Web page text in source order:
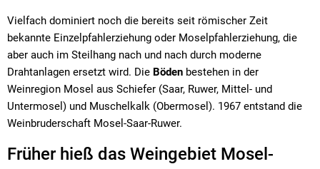
Vielfach dominiert noch die bereits seit römischer Zeit
bekannte Einzelpfahlerziehung oder Moselpfahlerziehung, die
aber auch im Steilhang nach und nach durch moderne
Drahtanlagen ersetzt wird. Die Böden bestehen in der
Weinregion Mosel aus Schiefer (Saar, Ruwer, Mittel- und
Untermosel) und Muschelkalk (Obermosel). 1967 entstand die
Weinbruderschaft Mosel-Saar-Ruwer.
Früher hieß das Weingebiet Mosel-